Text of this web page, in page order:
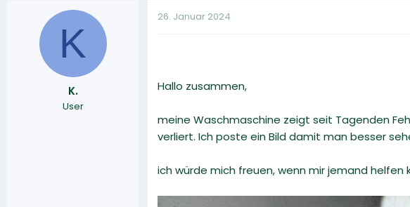
t
l
K
K.
User
26. Januar 2024
Hallo zusammen,
meine Waschmaschine zeigt seit Tagenden
verliert. Ich poste ein Bild damit man besser
ich würde mich freuen, wenn mir jemand